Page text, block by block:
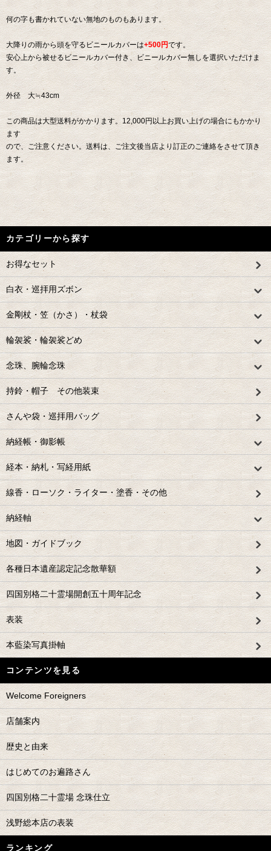
何の字も書かれていない無地のものもあります。
大降りの雨から頭を守るビニールカバーは+500円です。
安心上から被せるビニールカバー付き、ビニールカバー無しを選択いただけま
す。
外径 大≒43cm
この商品は大型送料がかかります。12,000円以上お買い上げの場合にもかかり
ます
ので、ご注意ください。送料は、ご注文後当店より訂正のご連絡をさせて頂き
ます。
カテゴリーから探す
お得なセット
白衣・巡拝用ズボン
金剛杖・笠（かさ）・杖袋
輪袈裟・輪袈裟どめ
念珠、腕輪念珠
持鈴・帽子 その他装束
さんや袋・巡拝用バッグ
納経帳・御影帳
経本・納札・写経用紙
線香・ローソク・ライター・塗香・その他
納経軸
地図・ガイドブック
各種日本遺産認定記念散華額
四国別格二十霊場開創五十周年記念
表装
本藍染写真掛軸
コンテンツを見る
Welcome Foreigners
店舗案内
歴史と由来
はじめてのお遍路さん
四国別格二十霊場 念珠仕立
浅野総本店の表装
ランキング